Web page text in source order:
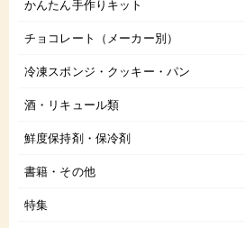
かんたん手作りキット
チョコレート（メーカー別）
冷凍スポンジ・クッキー・パン
酒・リキュール類
鮮度保持剤・保冷剤
書籍・その他
特集